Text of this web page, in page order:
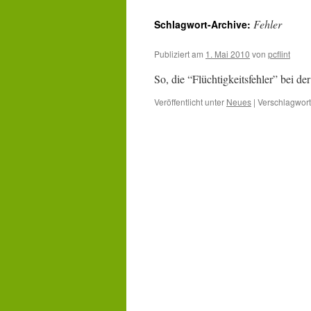
springen
Schlagwort-Archive: Fehler
Publiziert am 1. Mai 2010 von pcflint
So, die “Flüchtigkeitsfehler” bei
Veröffentlicht unter Neues |